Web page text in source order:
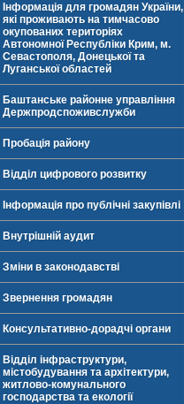
Інформація для громадян України,
які проживають на тимчасово
окупованих територіях
Автономної Республіки Крим, м.
Севастополя, Донецької та
Луганської областей
Баштанське районне управління
Держпродспоживслужби
Пробація району
Відділ цифрового розвитку
Інформація про публічні закупівлі
Внутрішній аудит
Зміни в законодавстві
Звернення громадян
Консультативно-дорадчі органи
Відділ інфраструктури,
містобудування та архітектури,
житлово-комунального
господарства та екології